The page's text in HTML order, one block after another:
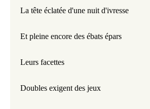
La tête éclatée d'une nuit d'ivresse
Et pleine encore des ébats épars
Leurs facettes
Doubles exigent des jeux